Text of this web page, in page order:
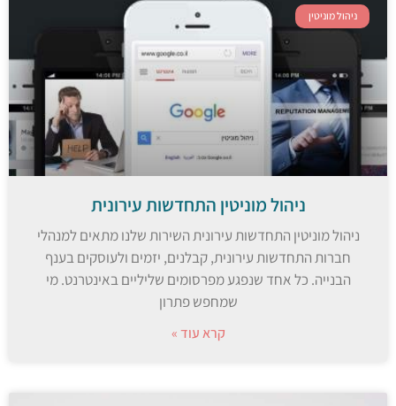
ניהול מוניטין
ניהול מוניטין התחדשות עירונית
ניהול מוניטין התחדשות עירונית השירות שלנו מתאים למנהלי
חברות התחדשות עירונית, קבלנים, יזמים ולעוסקים בענף
הבנייה. כל אחד שנפגע מפרסומים שליליים באינטרנט. מי
שמחפש פתרון
קרא עוד »